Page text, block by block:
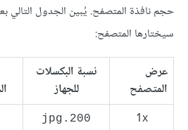
حجم نافذة المتصفح. يُبين الجدول التالي
سيختارها المتصفح:
عرض
المتصفح
نسبة البكسلات
للجهاز
1x
200.jpg